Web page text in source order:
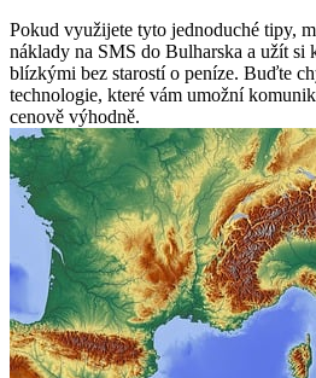
Pokud využijete tyto jednoduché tipy,
náklady na SMS do Bulharska a užít si
blízkými bez starostí o peníze. Buďte
technologie, které vám umožní
cenově výhodně.